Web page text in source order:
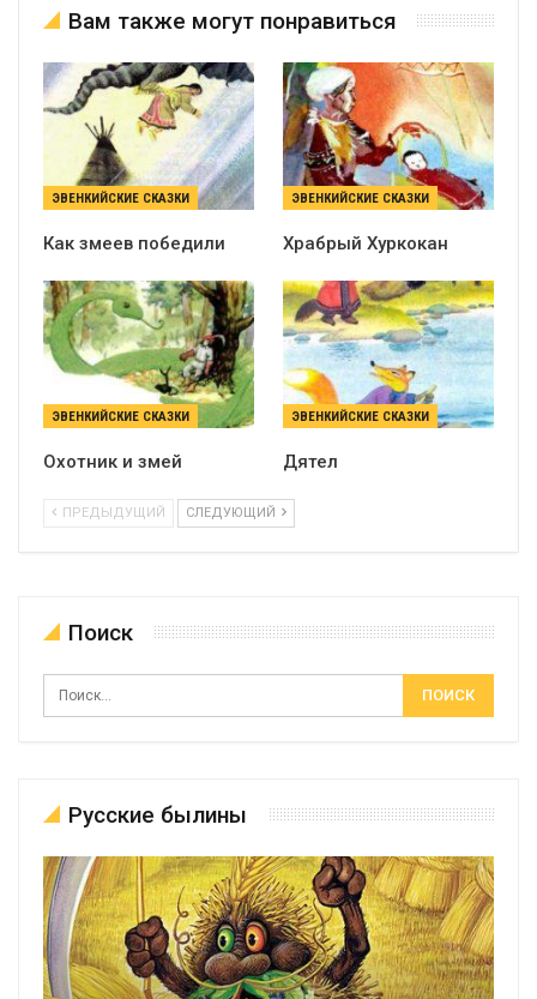
Вам также могут понравиться
ЭВЕНКИЙСКИЕ СКАЗКИ
Как змеев победили
ЭВЕНКИЙСКИЕ СКАЗКИ
Храбрый Хуркокан
ЭВЕНКИЙСКИЕ СКАЗКИ
Охотник и змей
ЭВЕНКИЙСКИЕ СКАЗКИ
Дятел
ПРЕДЫДУЩИЙ СЛЕДУЮЩИЙ
Поиск
Русские былины